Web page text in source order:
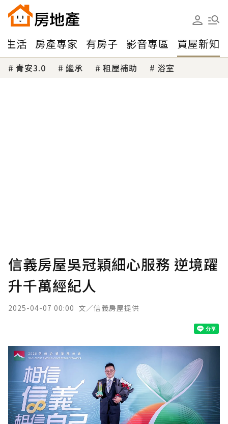
生活 房產專家 有房子 影音專區 買屋新知
青安3.0 繼承 租屋補助 浴室
信義房屋吳冠穎細心服務 逆境躍
升千萬經紀人
2025-04-07 00:00 文／信義房屋提供